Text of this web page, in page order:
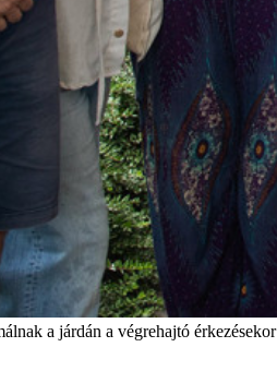
a járdán a végrehajtó érkezésekor